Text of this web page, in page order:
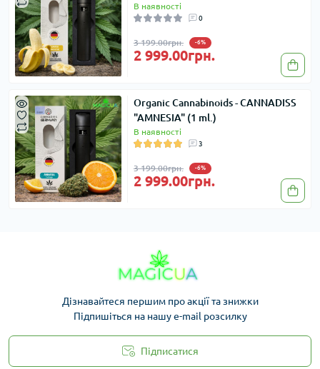
В наявності
0
3 199.00грн. -6%
2 999.00грн.
Organic Cannabinoids - CANNADISS
"AMNESIA" (1 ml.)
В наявності
3
3 199.00грн. -6%
2 999.00грн.
Дізнавайтеся першим про акції та знижки
Підпишіться на нашу e-mail розсилку
Підписатися